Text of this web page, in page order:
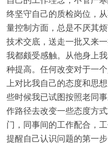
终坚守自己的质检岗位，
量控制方面，总是不厌其
技术交底，送走一批又来
我都颇受感触。从他身上
种提高。任何改变对于一
上对比我自己的态度和思
些时候我已试图按照老同
作路径去改变一些态度方
门，同事间的工作配合，
提醒自己认识问题的第一